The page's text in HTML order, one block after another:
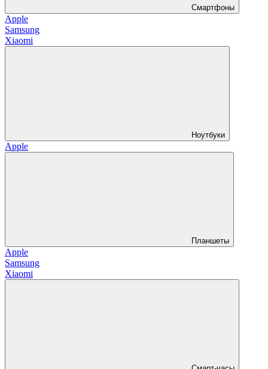
Смартфоны
Apple
Samsung
Xiaomi
Ноутбуки
Apple
Планшеты
Apple
Samsung
Xiaomi